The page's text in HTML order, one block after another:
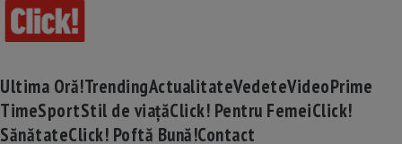
Ultima Oră!TrendingActualitateVedeteVideoPrime
TimeSportStil de viațăClick! Pentru FemeiClick!
SănătateClick! Poftă Bună!Contact